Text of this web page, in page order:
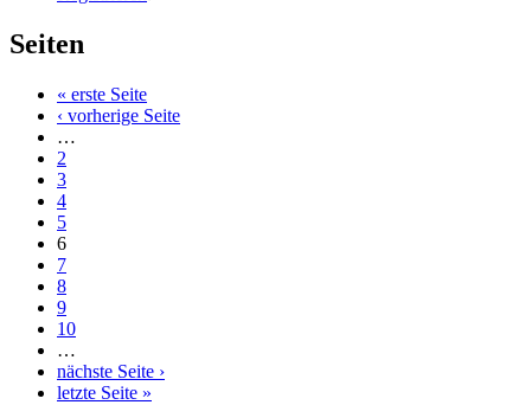
Seiten
« erste Seite
‹ vorherige Seite
…
2
3
4
5
6
7
8
9
10
…
nächste Seite ›
letzte Seite »